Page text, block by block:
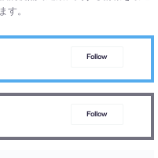
す。
Follow
Follow